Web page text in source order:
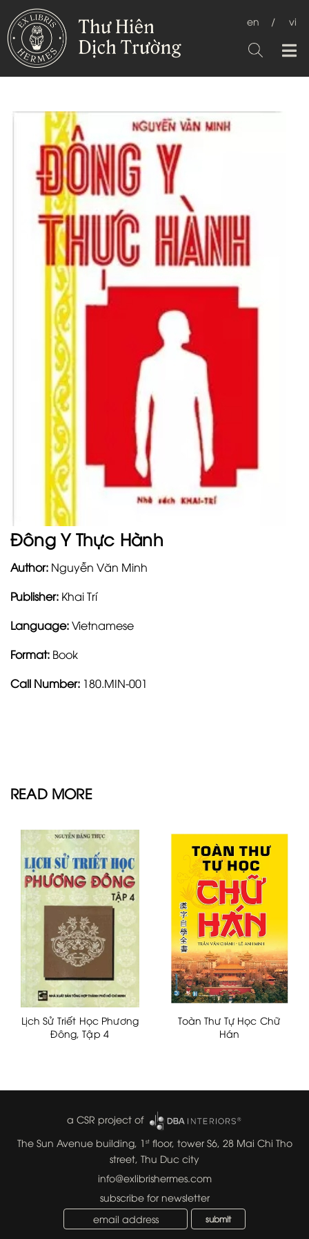
en / vi
Đông Y Thực Hành
Author: Nguyễn Văn Minh
Publisher: Khai Trí
Language:Vietnamese
Format: Book
Call Number: 180.MIN-001
READ MORE
Lịch Sử Triết Học Phương
Đông, Tập 4
Toàn Thư Tự Học Chữ
Hán
a CSR project of
The Sun Avenue building, 1 stfloor, tower S6, 28 Mai Chi Tho
street, Thu Duc city
info@exlibrishermes.com
subscribe for newsletter
submit